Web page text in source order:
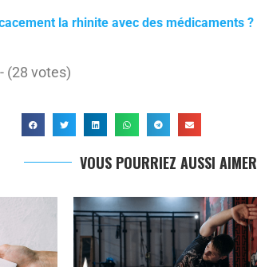
la rhinite avec des médicaments ?
(28 votes)
VOUS POURRIEZ AUSSI AIMER